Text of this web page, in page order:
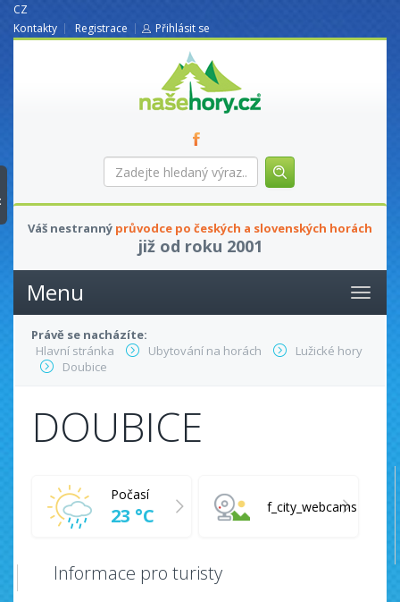
CZ
Kontakty
Registrace Přihlásit se
nasehory.cz
Zadejte
hledaný
Váš nestranný průvodce po českých a slovenských horách
již od roku 2001
Menu
Právě se nacházíte:
Hlavní stránka
Ubytování na horách
Lužické hory
Doubice
DOUBICE
Počasí
23 °C f_city_webcams
Informace pro turisty